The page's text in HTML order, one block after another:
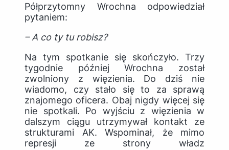
Półprzytomny Wrochna odpowiedział
pytaniem:
– A co ty tu robisz?
Na tym spotkanie się skończyło. Trzy
tygodnie później Wrochna został
zwolniony z więzienia. Do dziś nie
wiadomo, czy stało się to za sprawą
znajomego oficera. Obaj nigdy więcej się
nie spotkali. Po wyjściu z więzienia w
dalszym ciągu utrzymywał kontakt ze
strukturami AK. Wspominał, że mimo
represji ze strony władz